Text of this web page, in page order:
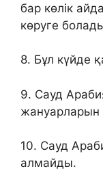
бар көлік
көруге
8. Бұл күйде
9. Сауд
жануарларын
10. Сауд
алмайды.